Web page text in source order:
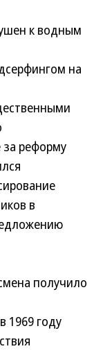
к водным
на
реформу
в
получило
году